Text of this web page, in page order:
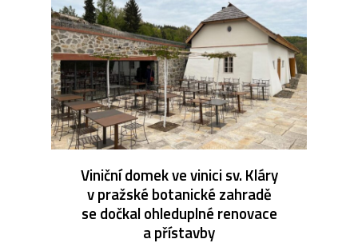
Viniční domek ve vinici sv. Kláry
v pražské botanické zahradě
se dočkal ohleduplné renovace
a přístavby